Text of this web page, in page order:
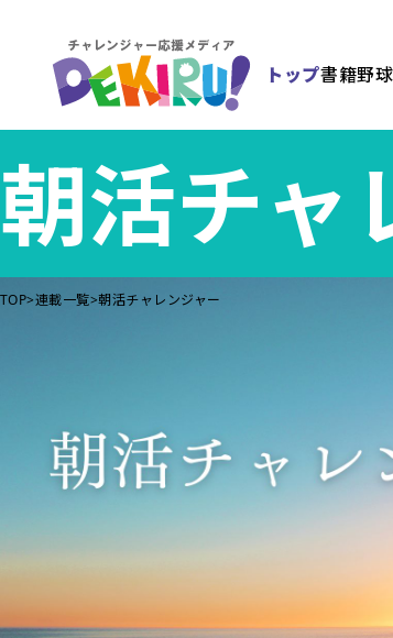
トップ書籍野球
朝活チャ
TOP 連載一覧 朝活チャレンジャー